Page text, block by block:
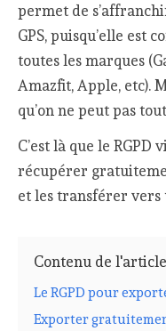
permet de
GPS, puisqu’elle est
toutes les marques
Amazfit, Apple, etc).
qu’on ne peut pas
C’est là que le RGPD
récupérer
et les transférer
Contenu de l'article
Le RGPD pour
Exporter